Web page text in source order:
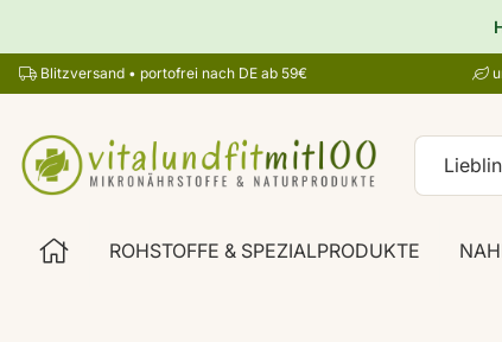
Blitzversand • portofrei nach DE ab 59€
ROHSTOFFE & SPEZIALPRODUKTE